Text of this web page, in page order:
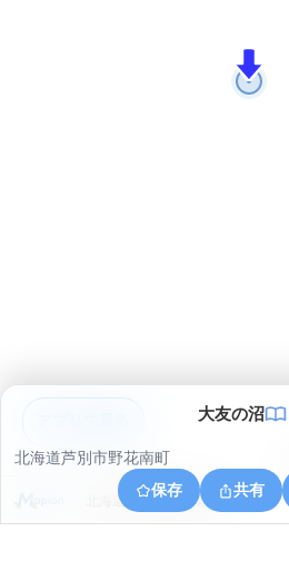
大友の沼
北海道芦別市野花南町
保存
共有
北海道芦別市野花南町